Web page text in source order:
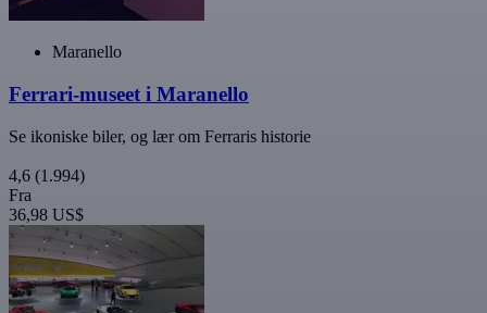
Maranello
Ferrari-museet i Maranello
Se ikoniske biler, og lær om Ferraris historie
4,6 (1.994)
Fra
36,98 US$